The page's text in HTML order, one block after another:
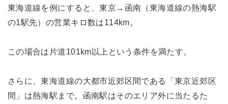
東海道線を例にすると、東京→函南（東海道線の熱海駅
の1駅先）の営業キロ数は114km。
この場合は片道101km以上という条件を満たす。
さらに、東海道線の大都市近郊区間である「東京近郊区
間」は熱海駅まで。函南駅はそのエリア外に当たるた